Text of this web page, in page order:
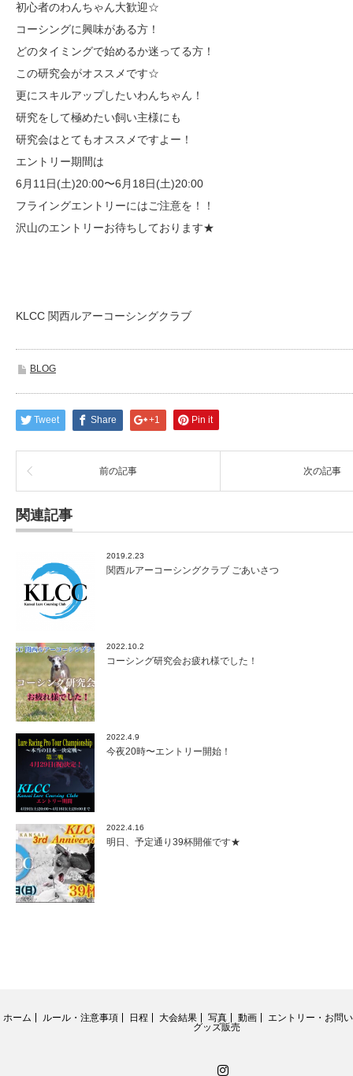
初心者のわんちゃん大歓迎☆
コーシングに興味がある方！
どのタイミングで始めるか迷ってる方！
この研究会がオススメです☆
更にスキルアップしたいわんちゃん！
研究をして極めたい飼い主様にも
研究会はとてもオススメですよー！
エントリー期間は
6月11日(土)20:00〜6月18日(土)20:00
フライングエントリーにはご注意を！！
沢山のエントリーお待ちしております★
KLCC 関西ルアーコーシングクラブ
BLOG
Tweet Share +1 Pin it
前の記事 次の記事
関連記事
2019.2.23
関西ルアーコーシングクラブ ごあいさつ
2022.10.2
コーシング研究会お疲れ様でした！
2022.4.9
今夜20時〜エントリー開始！
2022.4.16
明日、予定通り39杯開催です★
ホーム ルール・注意事項 日程 大会結果 写真 動画
エントリー・お問
グッズ販売